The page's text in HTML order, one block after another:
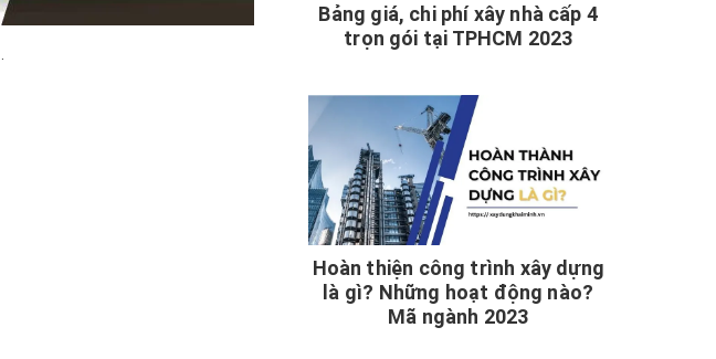
Bảng giá, chi phí xây nhà cấp 4
trọn gói tại TPHCM 2023
Hoàn thiện công trình xây dựng
là gì? Những hoạt động nào?
Mã ngành 2023